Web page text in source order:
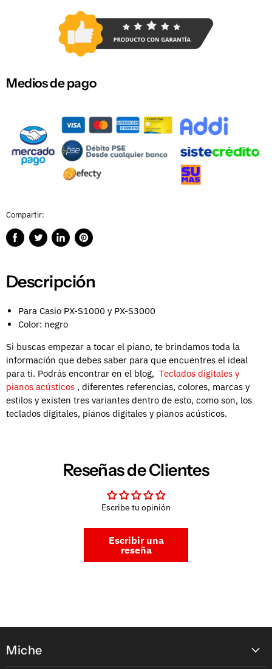
Medios de pago
Compartir:
CompartirPublicarCompartirGuardar
Descripción
Para Casio PX-S1000 y PX-S3000
Color: negro
Si buscas empezar a tocar el piano, te brindamos toda la
información que debes saber para que encuentres el ideal
para ti. Podrás encontrar en el blog, Teclados digitales y
pianos acústicos , diferentes referencias, colores, marcas y
estilos y existen tres variantes dentro de esto, como son, los
teclados digitales, pianos digitales y pianos acústicos.
Reseñas de Clientes
Escribe tu opinión
Escribir una
reseña
Miche